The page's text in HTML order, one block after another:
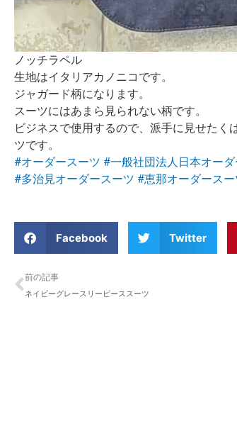
ノッチラペル
生地はイタリアカノニコです。
ジャガード柄になります。
スーツにはあまら見られない柄です。
ビジネスで使用するので、派手に見せた
ツです。
#オーダースーツ #一般社団法人日本オー
#多治見オーダースーツ #恵那オーダースー
Facebook Twitter
Prev
前の記事
ネイビーグレースリーピーススーツ